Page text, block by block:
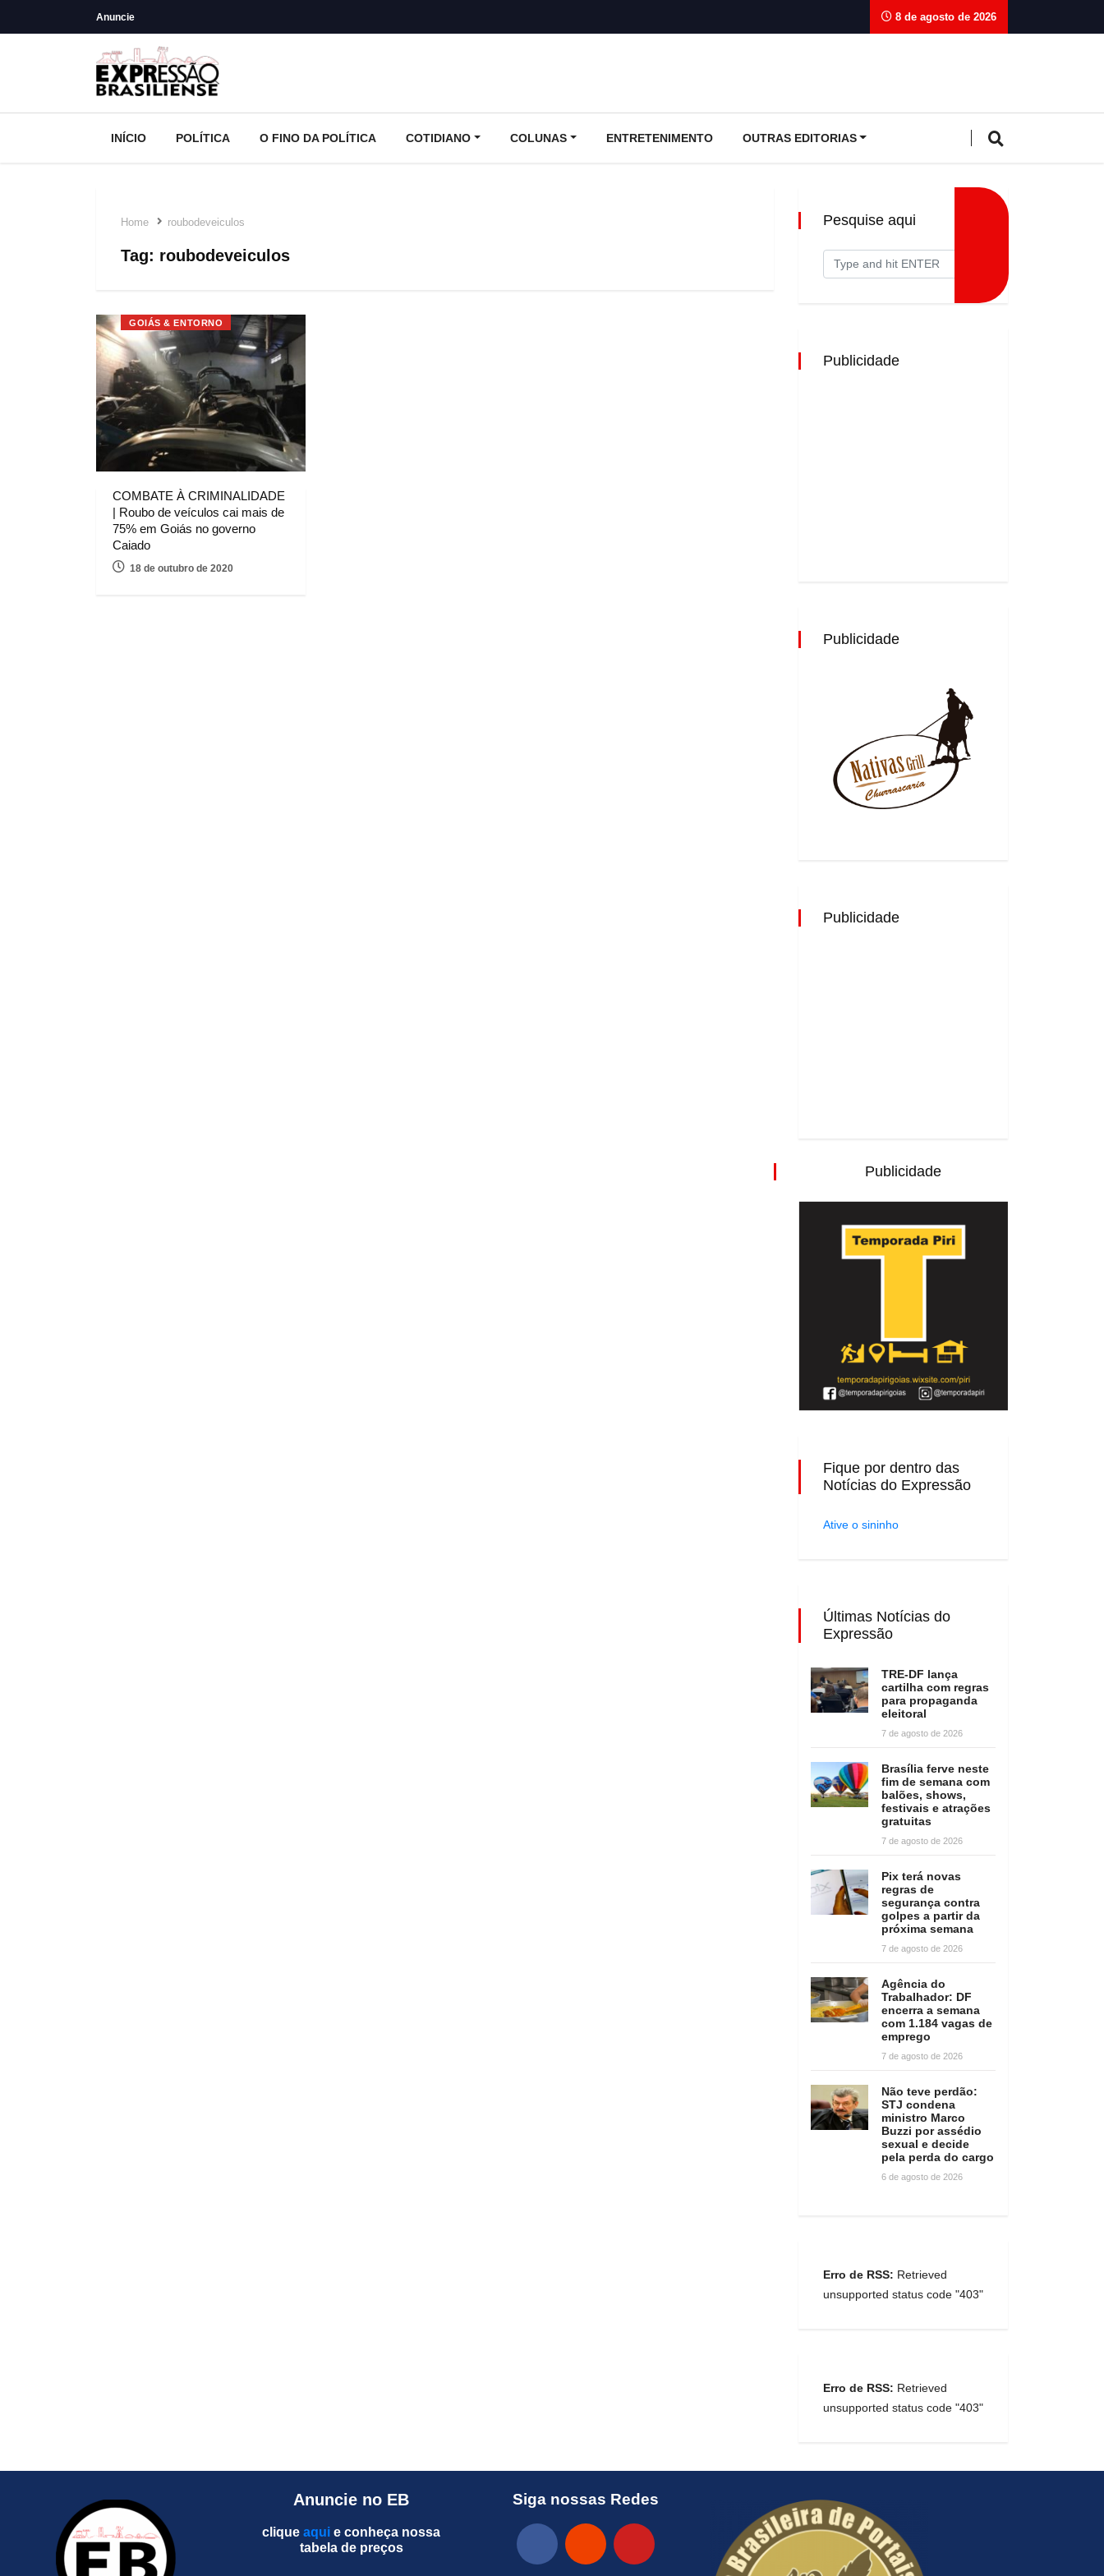
Anuncie 8 de agosto de 2026
INÍCIO POLÍTICA O FINO DA POLÍTICA COTIDIANO COLUNAS ENTRETENIMENTO OUTRAS EDITORIAS
Home roubodeveiculos
Tag: roubodeveiculos
GOIÁS & ENTORNO
COMBATE À CRIMINALIDADE
| Roubo de veículos cai mais de
75% em Goiás no governo
Caiado
18 de outubro de 2020
Pesquise aqui
Publicidade
Publicidade
Publicidade
Publicidade
Fique por dentro das
Notícias do Expressão
Ative o sininho
Últimas Notícias do
Expressão
TRE-DF lança
cartilha com regras
para propaganda
eleitoral
7 de agosto de 2026
Brasília ferve neste
fim de semana com
balões, shows,
festivais e atrações
gratuitas
7 de agosto de 2026
Pix terá novas
regras de
segurança contra
golpes a partir da
próxima semana
7 de agosto de 2026
Agência do
Trabalhador: DF
encerra a semana
com 1.184 vagas de
emprego
7 de agosto de 2026
Não teve perdão:
STJ condena
ministro Marco
Buzzi por assédio
sexual e decide
pela perda do cargo
6 de agosto de 2026
Erro de RSS: Retrieved
unsupported status code "403"
Erro de RSS: Retrieved
unsupported status code "403"
Anuncie no EB
clique aqui e conheça nossa
tabela de preços
Siga nossas Redes